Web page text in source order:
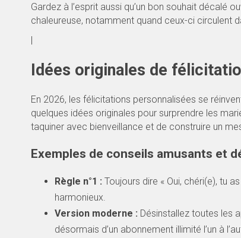
Gardez à l’esprit aussi qu’un bon souhait décalé
chaleureuse, notamment quand ceux-ci circulent
Idées originales de
En 2026, les félicitations personnalisées se
quelques idées originales pour surprendre les
taquiner avec bienveillance et de construire un
Exemples de conseils amusants et
Règle n°1 : Toujours dire « Oui, chéri(e), tu
harmonieux.
Version moderne : Désinstallez toutes les
désormais d’un abonnement illimité l’un à